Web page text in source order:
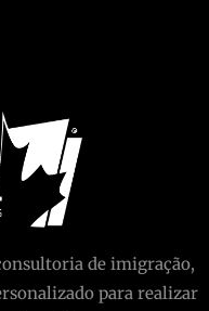
de imigração,
para realizar